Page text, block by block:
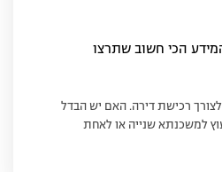
הכי חשוב שתרצו
רכישת דירה. האם יש הבדל
למשכנתא שנייה או לאחת